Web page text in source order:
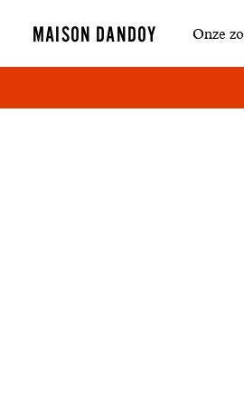
MAISON DANDOY Onze